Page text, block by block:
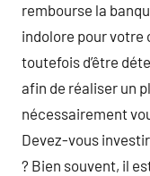
rembourse la
indolore pour votre
toutefois d’être
afin de réaliser un
nécessairement
Devez-vous
? Bien souvent, il